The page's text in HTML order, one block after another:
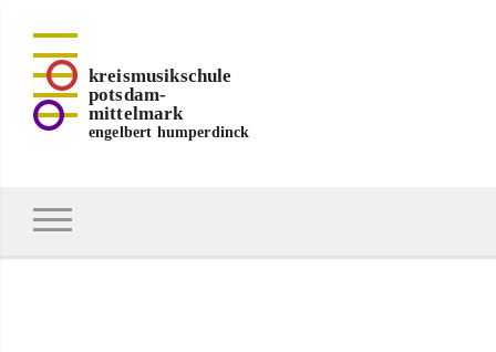
kreismusikschule
potsdam-
mittelmark
engelbert humperdinck